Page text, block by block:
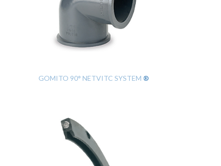
GOMITO 90° NETVITC SYSTEM ®